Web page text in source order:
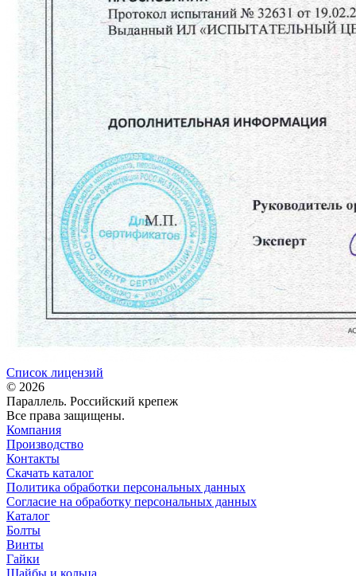
Список лицензий
© 2026
Параллель. Российский крепеж
Все права защищены.
Компания
Производство
Контакты
Скачать каталог
Политика обработки персональных данных
Согласие на обработку персональных данных
Каталог
Болты
Винты
Гайки
Шайбы и кольца